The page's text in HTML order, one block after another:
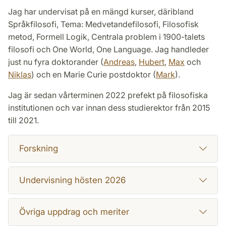
Jag har undervisat på en mängd kurser, däribland
Språkfilosofi, Tema: Medvetandefilosofi, Filosofisk
metod, Formell Logik, Centrala problem i 1900-talets
filosofi och One World, One Language. Jag handleder
just nu fyra doktorander (Andreas, Hubert, Max och
Niklas) och en Marie Curie postdoktor (Mark).
Jag är sedan vårterminen 2022 prefekt på filosofiska
institutionen och var innan dess studierektor från 2015
till 2021.
Forskning
Undervisning hösten 2026
Övriga uppdrag och meriter